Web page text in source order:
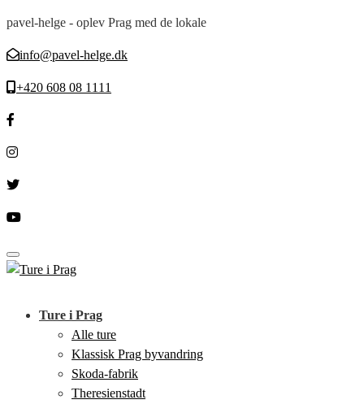
pavel-helge - oplev Prag med de lokale
info@pavel-helge.dk
+420 608 08 1111
Toggle navigation
Ture i Prag
Alle ture
Klassisk Prag byvandring
Skoda-fabrik
Theresienstadt